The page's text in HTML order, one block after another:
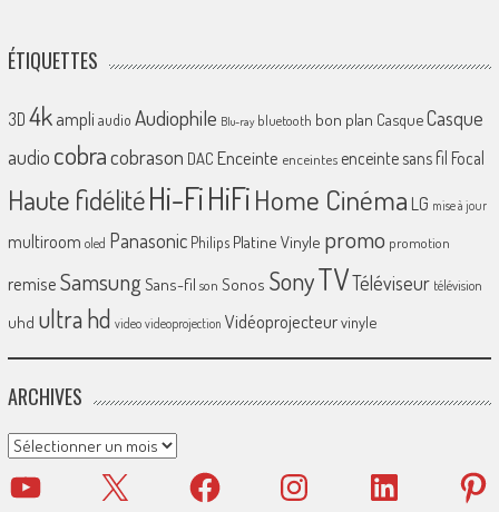
ÉTIQUETTES
3D 4k ampliaudio Audiophile Blu-ray bluetooth bon plan CasqueCasque
audio cobracobrason DAC Enceinte enceintes enceinte sans fil Focal
Haute fidélitéHi-FiHiFiHome Cinéma LG mise à jour
multiroom oled Panasonic Philips Platine Vinyle promo promotion
remiseSamsungSans-fil son Sonos SonyTVTéléviseur télévision
uhd ultra hd video videoprojection Vidéoprojecteurvinyle
ARCHIVES
Archives
YouTube X Facebook Instagram LinkedIn